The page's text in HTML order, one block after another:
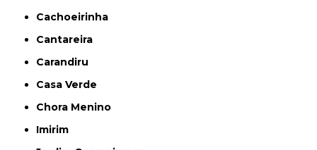
Cachoeirinha
Cantareira
Carandiru
Casa Verde
Chora Menino
Imirim